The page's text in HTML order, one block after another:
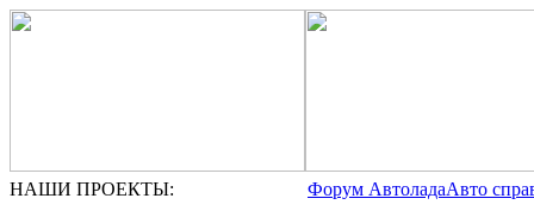
НАШИ ПРОЕКТЫ: Форум АвтоладаАвто